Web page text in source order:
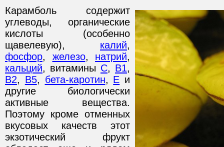
Карамболь содержит
углеводы, органические
кислоты (особенно
щавелевую), калий,
фосфор, железо, натрий,
кальций, витамины С, В1,
В2, В5, бета-каротин, Е и
другие биологически
активные вещества.
Поэтому кроме отменных
вкусовых качеств этот
экзотический фрукт